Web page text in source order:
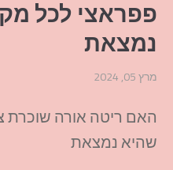
פפראצי לכל
נמצאת
מרץ 05, 2024
האם ריטה אורה שוכרת
שהיא נמצאת